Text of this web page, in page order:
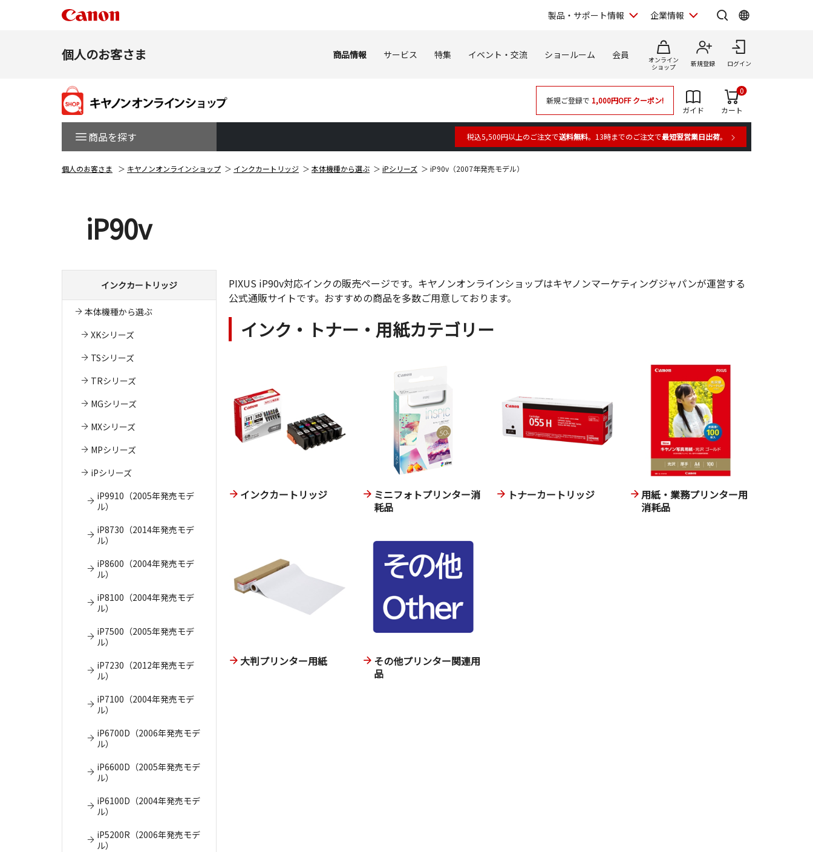
製品・サポート情報 企業情報
個人のお客さま 商品情報 サービス 特集 イベント・交流 ショールーム 会員
オンライン
ショップ
新規登録 ログイン
商品を探す
新規ご登録で 1,000円OFFクーポン!
ガイド
カート
0
税込5,500円以上のご注文で送料無料。13時までのご注文で最短翌営業日出荷。
個人のお客さま キヤノンオンラインショップ インクカートリッジ 本体機種から選ぶ iPシリーズ iP90v（2007年発売モデル）
iP90v
インクカートリッジ
本体機種から選ぶ
XKシリーズ
TSシリーズ
TRシリーズ
MGシリーズ
MXシリーズ
MPシリーズ
iPシリーズ
iP9910（2005年発売モデ
ル）
iP8730（2014年発売モデ
ル）
iP8600（2004年発売モデ
ル）
iP8100（2004年発売モデ
ル）
iP7500（2005年発売モデ
ル）
iP7230（2012年発売モデ
ル）
iP7100（2004年発売モデ
ル）
iP6700D（2006年発売モデ
ル）
iP6600D（2005年発売モデ
ル）
iP6100D（2004年発売モデ
ル）
iP5200R（2006年発売モデ
ル）
PIXUS iP90v対応インクの販売ページです。キヤノンオンラインショップはキヤノンマーケティングジャパンが運営する
公式通販サイトです。おすすめの商品を多数ご用意しております。
インク・トナー・用紙カテゴリー
インクカートリッジ
ミニフォトプリンター消
耗品
トナーカートリッジ
用紙・業務プリンター用
消耗品
大判プリンター用紙
その他プリンター関連用
品